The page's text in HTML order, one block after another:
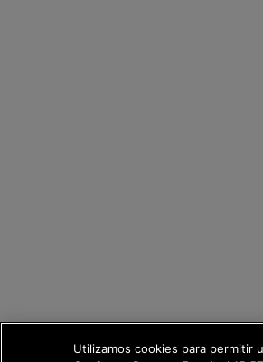
Utilizamos cookies para permitir